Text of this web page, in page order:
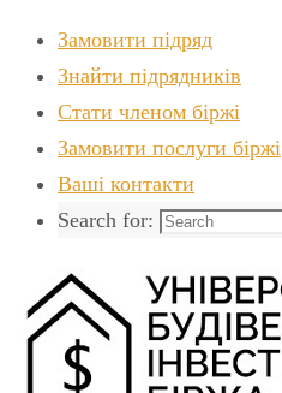
Замовити підряд
Знайти пiдрядникiв
Стати членом біржі
Замовити послуги біржі
Ваші контакти
Search for: